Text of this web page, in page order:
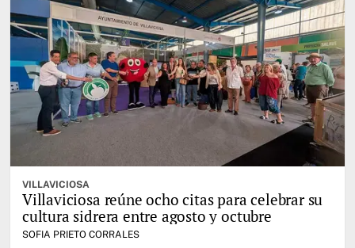
VILLAVICIOSA
Villaviciosa reúne ocho citas para celebrar su
cultura sidrera entre agosto y octubre
SOFIA PRIETO CORRALES